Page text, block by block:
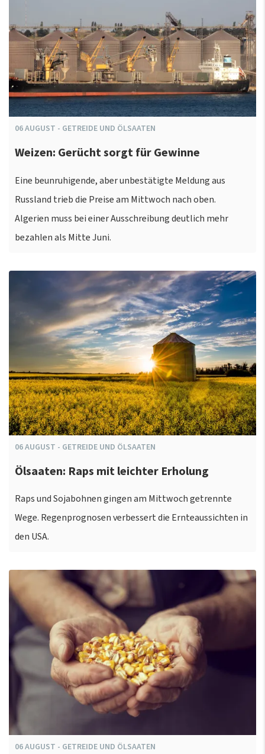
06AUGUST - GETREIDE UND ÖLSAATEN
Weizen: Gerücht sorgt für Gewinne
Eine beunruhigende, aber unbestätigte Meldung aus
Russland trieb die Preise am Mittwoch nach oben.
Algerien muss bei einer Ausschreibung deutlich mehr
bezahlen als Mitte Juni.
06AUGUST - GETREIDE UND ÖLSAATEN
Ölsaaten: Raps mit leichter Erholung
Raps und Sojabohnen gingen am Mittwoch getrennte
Wege. Regenprognosen verbessert die Ernteaussichten in
den USA.
06AUGUST - GETREIDE UND ÖLSAATEN